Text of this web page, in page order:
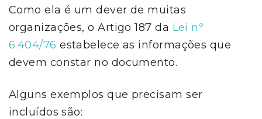
Como ela é um dever de muitas
organizações, o Artigo 187 da Lei nº
6.404/76 estabelece as informações que
devem constar no documento.
Alguns exemplos que precisam ser
incluídos são: